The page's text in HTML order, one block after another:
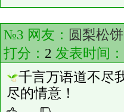
№3 网友： 圆梨松
打分： 2 发表时间
千言万语道不尽
尽的情意！